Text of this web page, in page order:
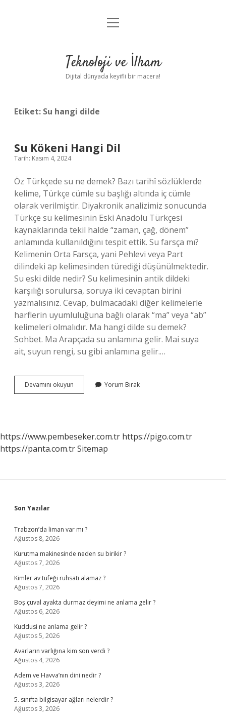
Anasayfa
Yasal Uyarı
menüyü
Teknoloji ve İlham
Dijital dünyada keyifli bir macera!
Etiket: Su hangi dilde
Su Kökeni Hangi Dil
Tarih: Kasım 4, 2024
Öz Türkçede su ne demek? Bazı tarihî sözlüklerde
kelime, Türkçe cümle su başlığı altında iç cümle
olarak verilmiştir. Diyakronik analizimiz sonucunda
Türkçe su kelimesinin Eski Anadolu Türkçesi
kaynaklarında tekil halde “zaman, çağ, dönem”
anlamında kullanıldığını tespit ettik. Su farsça mı?
Kelimenin Orta Farsça, yani Pehlevi veya Part
dilindeki āp kelimesinden türediği düşünülmektedir.
Su eski dilde nedir? Su kelimesinin antik dildeki
karşılığı sorulursa, soruya iki cevaptan birini
yazmalısınız. Cevap, bulmacadaki diğer kelimelerle
harflerin uyumluluğuna bağlı olarak “ma” veya “ab”
kelimeleri olmalıdır. Ma hangi dilde su demek?
Sohbet. Ma Arapçada su anlamına gelir. Mai suya
ait, suyun rengi, su gibi anlamına gelir.…
Devamını okuyun
Kökeni
Yorum Bırak
https://www.pembeseker.com.tr https://pigo.com.tr
https://panta.com.trSitemap
Sidebar
Son Yazılar
Trabzon’da liman var mı ?
Ağustos 8, 2026
Kurutma makinesinde neden su birikir ?
Ağustos 7, 2026
Kimler av tüfeği ruhsatı alamaz ?
Ağustos 7, 2026
Boş çuval ayakta durmaz deyimi ne anlama gelir ?
Ağustos 6, 2026
Kuddusi ne anlama gelir ?
Ağustos 5, 2026
Avarların varlığına kim son verdi ?
Ağustos 4, 2026
Adem ve Havva’nın dini nedir ?
Ağustos 3, 2026
5. sınıfta bilgisayar ağları nelerdir ?
Ağustos 3, 2026